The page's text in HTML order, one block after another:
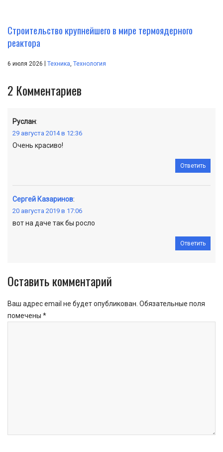
Строительство крупнейшего в мире термоядерного
реактора
6 июля 2026 | Техника Технология
2 Комментариев
Руслан:
29 августа 2014 в 12:36
Очень красиво!
Ответить
Сергей Казаринов:
20 августа 2019 в 17:06
вот на даче так бы росло
Ответить
Оставить комментарий
Ваш адрес email не будет опубликован. Обязательные поля
помечены *